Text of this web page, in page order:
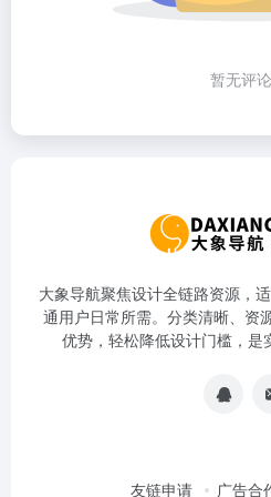
暂无评
大象导航聚焦设计全链路资源，
通用户日常所需。分类清晰、资
优势，轻松降低设计门槛，是
友链申请 广告合